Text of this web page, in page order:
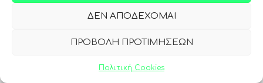
ΔΕΝ ΑΠΟΔΈΧΟΜΑΙ
ΠΡΟΒΟΛΉ ΠΡΟΤΙΜΉΣΕΩΝ
Πολιτική Cookies
ΑΙΘΟΥΣΑ MC3